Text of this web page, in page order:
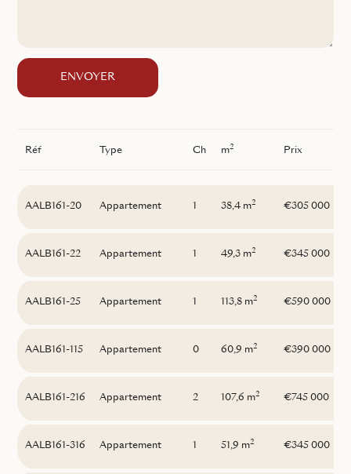
ENVOYER
Réf Type Ch m2 Prix
AALB161-20 Appartement 1 38,4 m2 €305 000
AALB161-22 Appartement 1 49,3 m2 €345 000
AALB161-25 Appartement 1 113,8 m2 €590 000
AALB161-115 Appartement 0 60,9 m2 €390 000
AALB161-216 Appartement 2 107,6 m2 €745 000
AALB161-316 Appartement 1 51,9 m2 €345 000